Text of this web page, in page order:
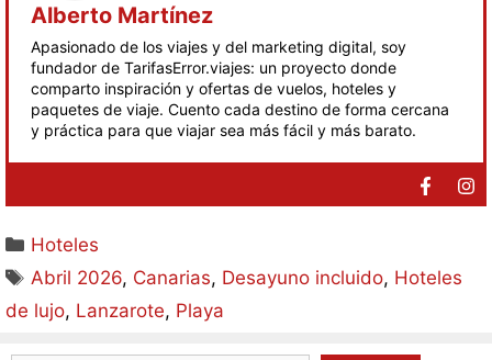
Alberto Martínez
Apasionado de los viajes y del marketing digital, soy
fundador de TarifasError.viajes: un proyecto donde
comparto inspiración y ofertas de vuelos, hoteles y
paquetes de viaje. Cuento cada destino de forma cercana
y práctica para que viajar sea más fácil y más barato.
Hoteles
Abril 2026, Canarias, Desayuno incluido, Hoteles
de lujo, Lanzarote, Playa